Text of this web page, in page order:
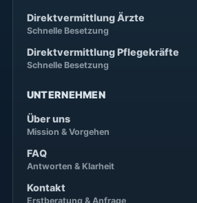
Direktvermittlung Ärzte
Schnelle Besetzung
Direktvermittlung Pflegekräfte
Schnelle Besetzung
UNTERNEHMEN
Über uns
Mission & Vorgehen
FAQ
Antworten & Klarheit
Kontakt
Erstberatung & Anfrage